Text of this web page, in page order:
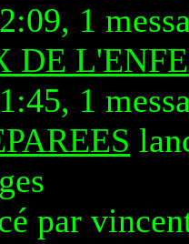
1
DE
1
par